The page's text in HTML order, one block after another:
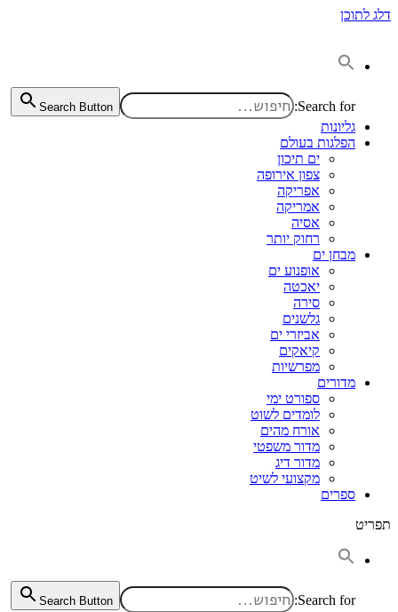
דלג לתוכן
Search for:
Search Button
גליונות
הפלגות בעולם
ים תיכון
צפון אירופה
אפריקה
אמריקה
אסיה
רחוק יותר
מבחן ים
אופנוע ים
יאכטה
סירה
גלשנים
אביזרי ים
קיאקים
מפרשיות
מדורים
ספורט ימי
לומדים לשוט
אורח מהים
מדור משפטי
מדור דיג
מקצועי לשיט
ספרים
תפריט
Search for:
Search Button